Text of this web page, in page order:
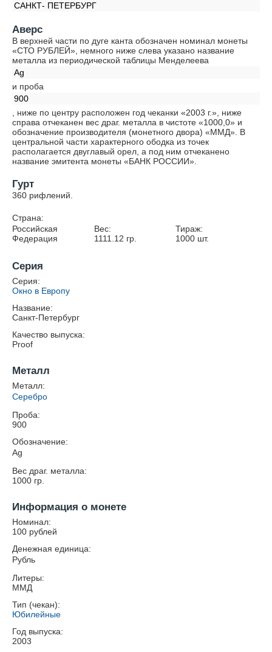
САНКТ- ПЕТЕРБУРГ
Аверс
В верхней части по дуге канта обозначен номинал монеты
«СТО РУБЛЕЙ», немного ниже слева указано название
металла из периодической таблицы Менделеева
Ag
и проба
900
, ниже по центру расположен год чеканки «2003 г.», ниже
справа отчеканен вес драг. металла в чистоте «1000,0» и
обозначение производителя (монетного двора) «ММД». В
центральной части характерного ободка из точек
располагается двуглавый орел, а под ним отчеканено
название эмитента монеты «БАНК РОССИИ».
Гурт
360 рифлений.
Страна:
Российская
Федерация
Вес:
1111.12 гр.
Тираж:
1000 шт.
Серия
Серия:
Окно в Европу
Название:
Санкт-Петербург
Качество выпуска:
Proof
Металл
Металл:
Серебро
Проба:
900
Обозначение:
Ag
Вес драг. металла:
1000 гр.
Информация о монете
Номинал:
100 рублей
Денежная единица:
Рубль
Литеры:
ММД
Тип (чекан):
Юбилейные
Год выпуска:
2003